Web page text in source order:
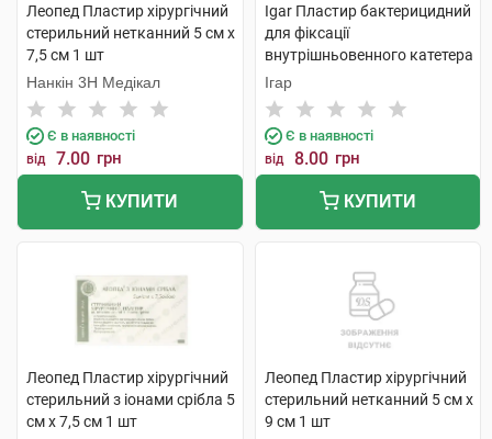
Леопед Пластир хірургічний
стерильний нетканний 5 см х
7,5 см 1 шт
Нанкін 3H Медікал
Є в наявності
від 7.00 грн
КУПИТИ
Igar Пластир бактерицидний
для фіксації
внутрішньовенного катетера
стерильний 6 см х 8 см 1 шт
Ігар
Є в наявності
від 8.00 грн
КУПИТИ
Леопед Пластир хірургічний
стерильний з іонами срібла 5
см х 7,5 см 1 шт
Леопед Пластир хірургічний
стерильний нетканний 5 см х
9 см 1 шт